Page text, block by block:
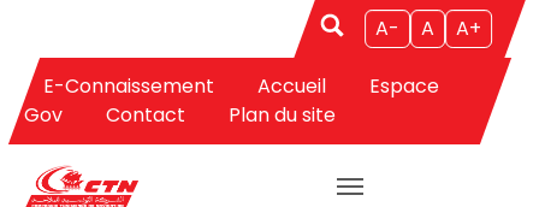
Aller au contenu principal
A- A A+
E-Connaissement Accueil
Espace
Gov
Contact Plan du site
APPELS D'OFFRES